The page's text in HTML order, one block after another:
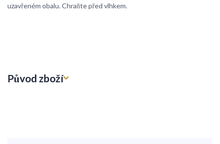
uzavřeném obalu. Chraňte před vlhkem.
Původ zboží